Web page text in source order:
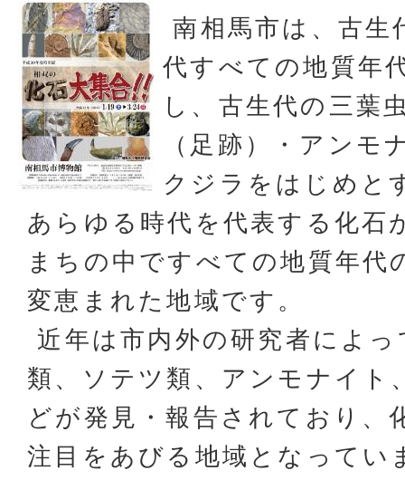
南相馬市は、古生
代すべての地質年
し、古生代の三葉
（足跡）・アンモ
クジラをはじめと
あらゆる時代を代表する化石
まちの中ですべての地質年代
変恵まれた地域です。
近年は市内外の研究者によ
類、ソテツ類、アンモナイト
どが発見・報告されており、
注目をあびる地域となってい